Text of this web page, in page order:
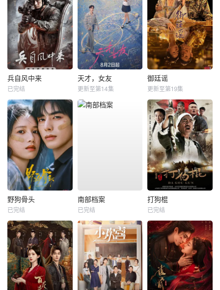
兵自风中来
已完结
天才，女友
更新至第14集
御廷谣
更新至第19集
野狗骨头
已完结
南部档案
已完结
打狗棍
已完结